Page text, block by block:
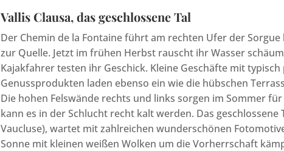
Vallis Clausa, das geschlossene Tal
Der Chemin de la Fontaine führt am rechten Ufer der
zur Quelle. Jetzt im frühen Herbst rauscht ihr Wasser
Kajakfahrer testen ihr Geschick. Kleine Geschäfte mit
Genussprodukten laden ebenso ein wie die hübschen
Die hohen Felswände rechts und links sorgen im Sommer
kann es in der Schlucht recht kalt werden. Das geschlossene
Vaucluse), wartet mit zahlreichen wunderschönen
Sonne mit kleinen weißen Wolken um die Vorherrschaft